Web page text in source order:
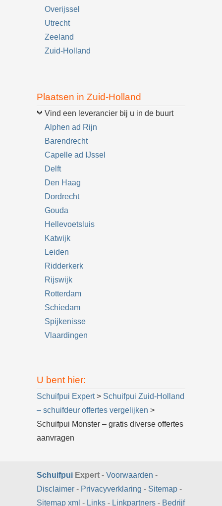
Overijssel
Utrecht
Zeeland
Zuid-Holland
Plaatsen in Zuid-Holland
Vind een leverancier bij u in de buurt
Alphen ad Rijn
Barendrecht
Capelle ad IJssel
Delft
Den Haag
Dordrecht
Gouda
Hellevoetsluis
Katwijk
Leiden
Ridderkerk
Rijswijk
Rotterdam
Schiedam
Spijkenisse
Vlaardingen
U bent hier:
Schuifpui Expert> Schuifpui Zuid-Holland
– schuifdeur offertes vergelijken >
Schuifpui Monster – gratis diverse offertes
aanvragen
Schuifpui Expert - Voorwaarden -
Disclaimer - Privacyverklaring - Sitemap -
Sitemap xml - Links - Linkpartners - Bedrijf